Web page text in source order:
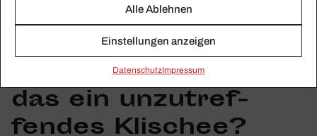
Alle Ablehnen
Einstellungen anzeigen
Daten­schutzImpressum
Dabei wird Debussy
oft als „Impres­sio­
nist“ bezeichnet. Ist
das ein unzu­tref­
fendes Klischee?